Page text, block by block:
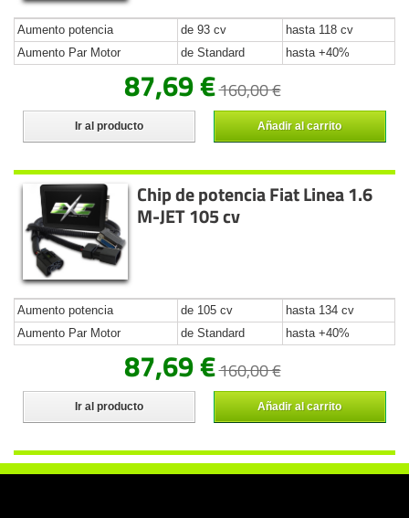
Aumento potencia de 93 cv
hasta 118 cv
Aumento Par Motor
de Standard hasta +40%
87,69 €160,00 €
Ir al producto Añadir al carrito
Chip de potencia Fiat Linea 1.6
M-JET 105 cv
Aumento potencia de 105 cv
hasta 134 cv
Aumento Par Motor
de Standard hasta +40%
87,69 €160,00 €
Ir al producto Añadir al carrito